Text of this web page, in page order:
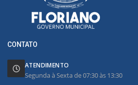
CONTATO
ATENDIMENTO
Segunda à Sexta de 07:30 às 13:30